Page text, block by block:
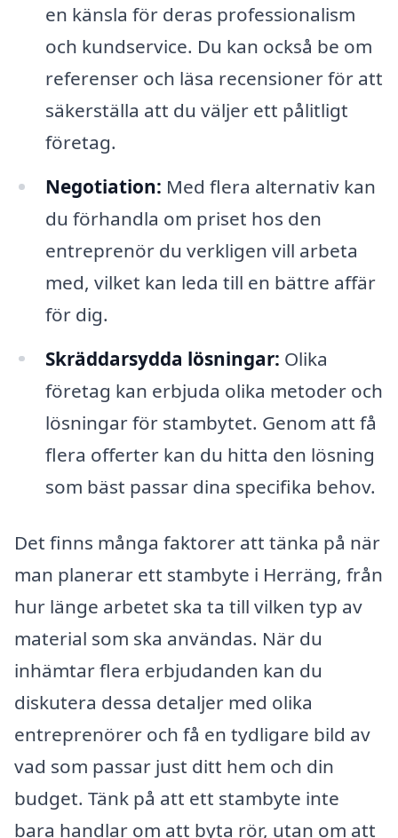
en känsla för deras professionalism
och kundservice. Du kan också be om
referenser och läsa recensioner för att
säkerställa att du väljer ett pålitligt
företag.
Negotiation: Med flera alternativ kan
du förhandla om priset hos den
entreprenör du verkligen vill arbeta
med, vilket kan leda till en bättre affär
för dig.
Skräddarsydda lösningar: Olika
företag kan erbjuda olika metoder och
lösningar för stambytet. Genom att få
flera offerter kan du hitta den lösning
som bäst passar dina specifika behov.
Det finns många faktorer att tänka på när
man planerar ett stambyte i Herräng, från
hur länge arbetet ska ta till vilken typ av
material som ska användas. När du
inhämtar flera erbjudanden kan du
diskutera dessa detaljer med olika
entreprenörer och få en tydligare bild av
vad som passar just ditt hem och din
budget. Tänk på att ett stambyte inte
bara handlar om att byta rör, utan om att